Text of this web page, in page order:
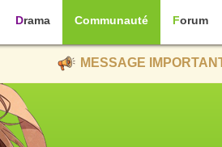
Drama Communauté Forum
MESSAGE